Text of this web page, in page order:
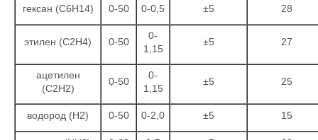
гексан (С6Н14) 0-50 0-0,5 ±5 28
этилен (С2Н4) 0-50
0-
1,15
±5 27
ацетилен
(С2Н2)
0-50
0-
1,15
±5 25
водород (Н2) 0-50 0-2,0 ±5 15